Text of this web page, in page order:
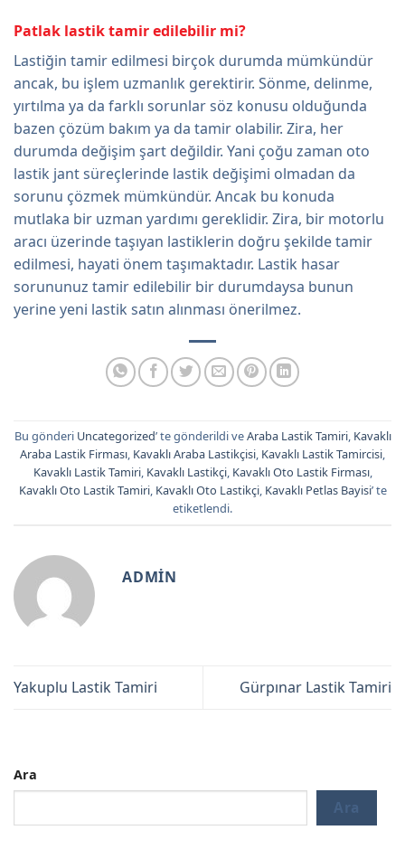
Patlak lastik tamir edilebilir mi?
Lastiğin tamir edilmesi birçok durumda mümkündür
ancak, bu işlem uzmanlık gerektirir. Sönme, delinme,
yırtılma ya da farklı sorunlar söz konusu olduğunda
bazen çözüm bakım ya da tamir olabilir. Zira, her
durumda değişim şart değildir. Yani çoğu zaman oto
lastik jant süreçlerinde lastik değişimi olmadan da
sorunu çözmek mümkündür. Ancak bu konuda
mutlaka bir uzman yardımı gereklidir. Zira, bir motorlu
aracı üzerinde taşıyan lastiklerin doğru şekilde tamir
edilmesi, hayati önem taşımaktadır. Lastik hasar
sorununuz tamir edilebilir bir durumdaysa bunun
yerine yeni lastik satın alınması önerilmez.
Bu gönderi Uncategorized’ te gönderildi veAraba Lastik Tamiri, Kavaklı
Araba Lastik Firması, Kavaklı Araba Lastikçisi, Kavaklı Lastik Tamircisi,
Kavaklı Lastik Tamiri, Kavaklı Lastikçi, Kavaklı Oto Lastik Firması,
Kavaklı Oto Lastik Tamiri, Kavaklı Oto Lastikçi, Kavaklı Petlas Bayisi’ te
etiketlendi.
ADMIN
Yakuplu Lastik Tamiri Gürpınar Lastik Tamiri
Ara
Ara